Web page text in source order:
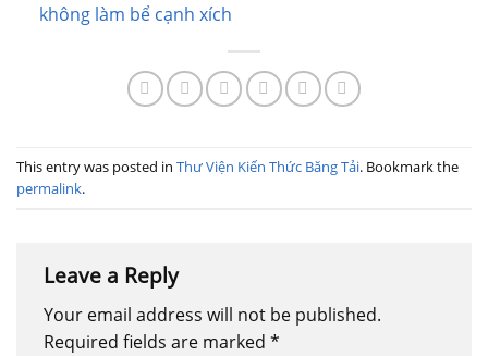
không làm bể cạnh xích
This entry was posted in Thư Viện Kiến Thức Băng Tải. Bookmark the
permalink.
Leave a Reply
Your email address will not be published.
Required fields are marked *